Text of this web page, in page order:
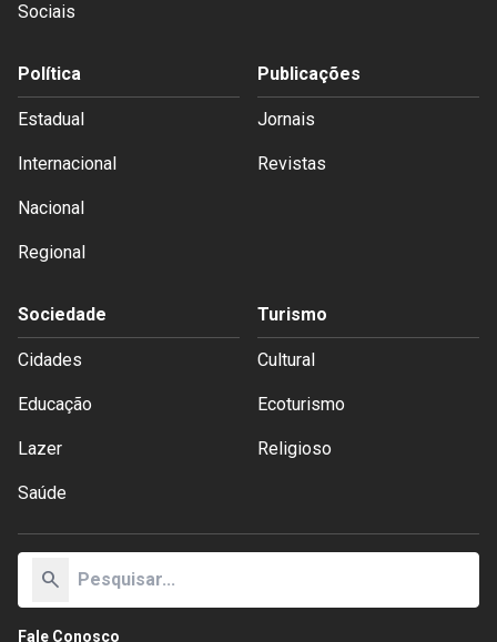
Sociais
Política
Estadual
Internacional
Nacional
Regional
Publicações
Jornais
Revistas
Sociedade
Cidades
Educação
Lazer
Saúde
Turismo
Cultural
Ecoturismo
Religioso
search
Fale Conosco